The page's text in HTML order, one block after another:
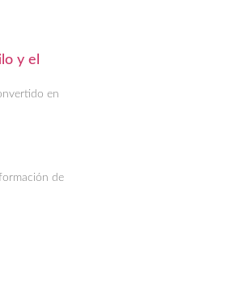
y el
en
de